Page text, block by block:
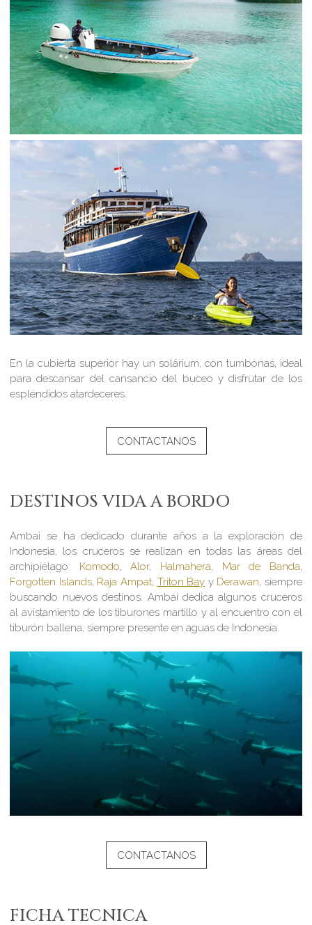
En la cubierta superior hay un solárium, con tumbonas, ideal
para descansar del cansancio del buceo y disfrutar de los
espléndidos atardeceres.
CONTACTANOS
DESTINOS VIDA A BORDO
Ambai se ha dedicado durante años a la exploración de
Indonesia, los cruceros se realizan en todas las áreas del
archipiélago: Komodo,Alor, Halmahera, Mar de Banda,
Forgotten Islands, Raja Ampat, Triton Bay y Derawan, siempre
buscando nuevos destinos. Ambai dedica algunos cruceros
al avistamiento de los tiburones martillo y al encuentro con el
tiburón ballena, siempre presente en aguas de Indonesia.
CONTACTANOS
FICHA TECNICA